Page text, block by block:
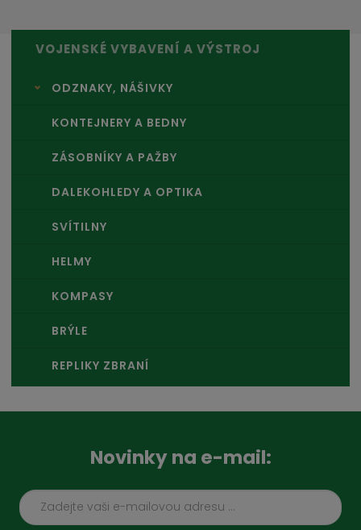
VOJENSKÉ VYBAVENÍ A VÝSTROJ
ODZNAKY, NÁŠIVKY
KONTEJNERY A BEDNY
ZÁSOBNÍKY A PAŽBY
DALEKOHLEDY A OPTIKA
SVÍTILNY
HELMY
KOMPASY
BRÝLE
REPLIKY ZBRANÍ
Novinky na e-mail: